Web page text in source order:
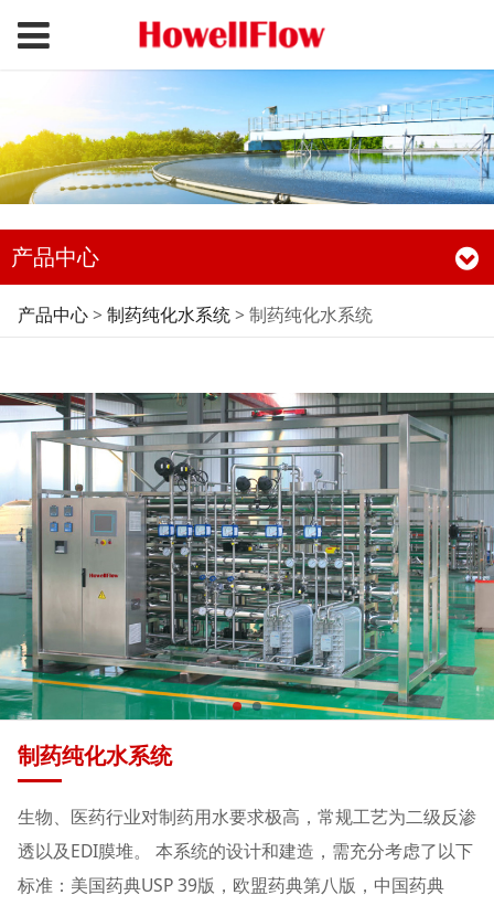
产品中心
制药纯化水系统
产品中心> 制药纯化水系统> 制药纯化水系统
制药纯化水系统
生物、医药行业对制药用水要求极高，常规工艺为二级反渗
透以及EDI膜堆。 本系统的设计和建造，需充分考虑了以下
标准：美国药典USP 39版，欧盟药典第八版，中国药典